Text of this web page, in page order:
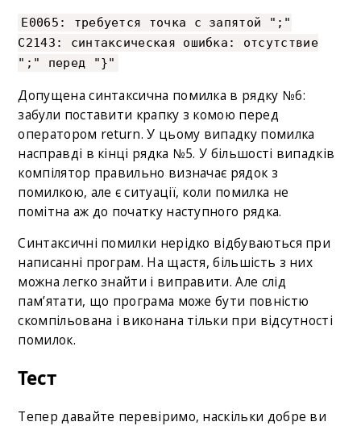
E0065: требуется точка с запятой ";"
C2143: синтаксическая ошибка: отсутствие
";" перед "}"
Допущена синтаксична помилка в рядку №6:
забули поставити крапку з комою перед
оператором return. У цьому випадку помилка
насправді в кінці рядка №5. У більшості випадків
компілятор правильно визначає рядок з
помилкою, але є ситуації, коли помилка не
помітна аж до початку наступного рядка.
Синтаксичні помилки нерідко відбуваються при
написанні програм. На щастя, більшість з них
можна легко знайти і виправити. Але слід
пам’ятати, що програма може бути повністю
скомпільована і виконана тільки при відсутності
помилок.
Тест
Тепер давайте перевіримо, наскільки добре ви